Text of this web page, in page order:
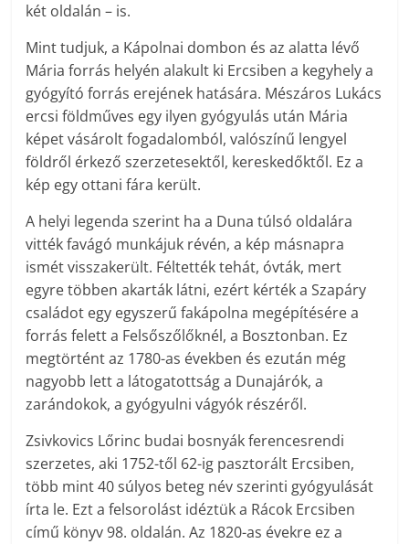
két oldalán – is.
Mint tudjuk, a Kápolnai dombon és az alatta lévő
Mária forrás helyén alakult ki Ercsiben a kegyhely a
gyógyító forrás erejének hatására. Mészáros Lukács
ercsi földműves egy ilyen gyógyulás után Mária
képet vásárolt fogadalomból, valószínű lengyel
földről érkező szerzetesektől, kereskedőktől. Ez a
kép egy ottani fára került.
A helyi legenda szerint ha a Duna túlsó oldalára
vitték favágó munkájuk révén, a kép másnapra
ismét visszakerült. Féltették tehát, óvták, mert
egyre többen akarták látni, ezért kérték a Szapáry
családot egy egyszerű fakápolna megépítésére a
forrás felett a Felsőszőlőknél, a Bosztonban. Ez
megtörtént az 1780-as években és ezután még
nagyobb lett a látogatottság a Dunajárók, a
zarándokok, a gyógyulni vágyók részéről.
Zsivkovics Lőrinc budai bosnyák ferencesrendi
szerzetes, aki 1752-től 62-ig pasztorált Ercsiben,
több mint 40 súlyos beteg név szerinti gyógyulását
írta le. Ezt a felsorolást idéztük a Rácok Ercsiben
című könyv 98. oldalán. Az 1820-as évekre ez a